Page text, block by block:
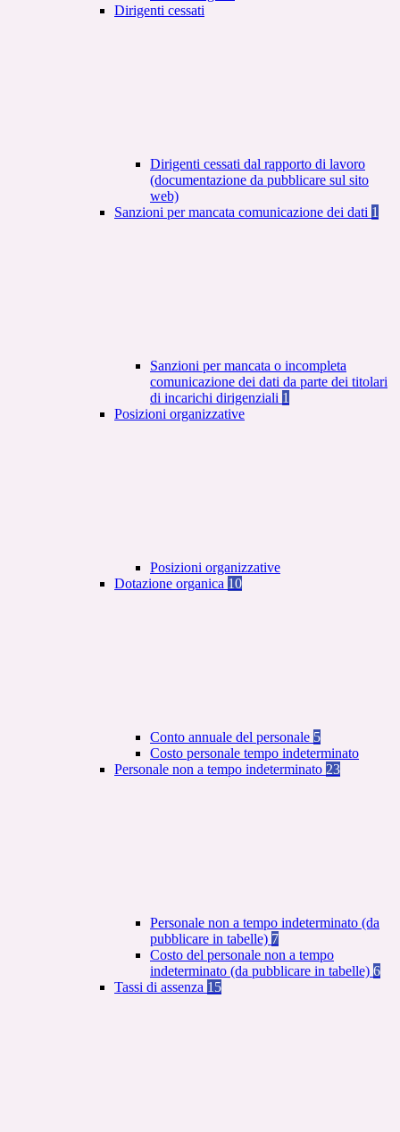
Dirigenti cessati
Dirigenti cessati dal rapporto di lavoro
(documentazione da pubblicare sul sito
web)
Sanzioni per mancata comunicazione dei dati 1
Sanzioni per mancata o incompleta
comunicazione dei dati da parte dei titolari
di incarichi dirigenziali 1
Posizioni organizzative
Posizioni organizzative
Dotazione organica 10
Conto annuale del personale 5
Costo personale tempo indeterminato
Personale non a tempo indeterminato 23
Personale non a tempo indeterminato (da
pubblicare in tabelle) 7
Costo del personale non a tempo
indeterminato (da pubblicare in tabelle) 6
Tassi di assenza 15